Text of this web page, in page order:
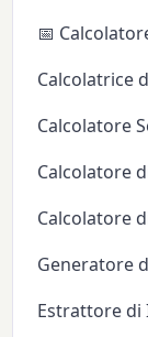
📅
Calcolatrice
Calcolatore
Calcolatore
Calcolatore
Generatore
Estrattore di